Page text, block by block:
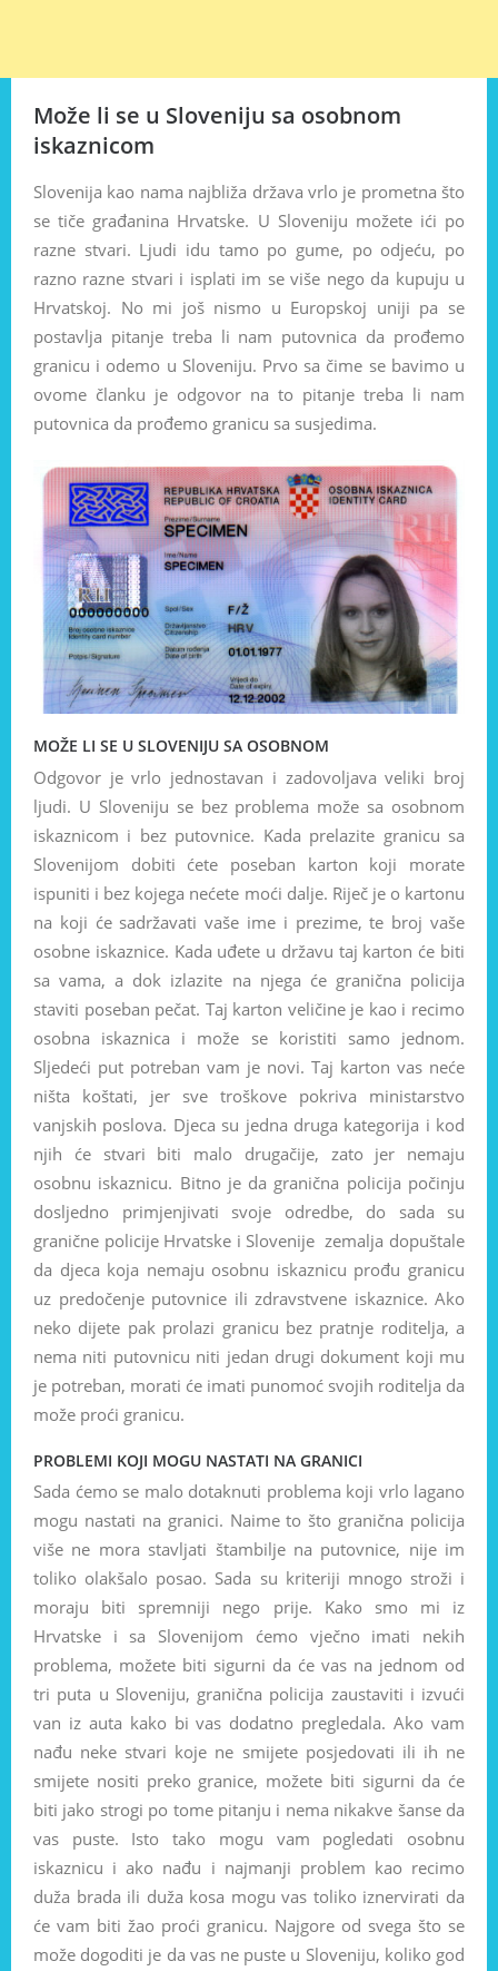
Može li se u Sloveniju sa osobnom
iskaznicom
Slovenija kao nama najbliža država vrlo je prometna što
se tiče građanina Hrvatske. U Sloveniju možete ići po
razne stvari. Ljudi idu tamo po gume, po odjeću, po
razno razne stvari i isplati im se više nego da kupuju u
Hrvatskoj. No mi još nismo u Europskoj uniji pa se
postavlja pitanje treba li nam putovnica da prođemo
granicu i odemo u Sloveniju. Prvo sa čime se bavimo u
ovome članku je odgovor na to pitanje treba li nam
putovnica da prođemo granicu sa susjedima.
MOŽE LI SE U SLOVENIJU SA OSOBNOM
Odgovor je vrlo jednostavan i zadovoljava veliki broj
ljudi. U Sloveniju se bez problema može sa osobnom
iskaznicom i bez putovnice. Kada prelazite granicu sa
Slovenijom dobiti ćete poseban karton koji morate
ispuniti i bez kojega nećete moći dalje. Riječ je o kartonu
na koji će sadržavati vaše ime i prezime, te broj vaše
osobne iskaznice. Kada uđete u državu taj karton će biti
sa vama, a dok izlazite na njega će granična policija
staviti poseban pečat. Taj karton veličine je kao i recimo
osobna iskaznica i može se koristiti samo jednom.
Sljedeći put potreban vam je novi. Taj karton vas neće
ništa koštati, jer sve troškove pokriva ministarstvo
vanjskih poslova. Djeca su jedna druga kategorija i kod
njih će stvari biti malo drugačije, zato jer nemaju
osobnu iskaznicu. Bitno je da granična policija počinju
dosljedno primjenjivati svoje odredbe, do sada su
granične policije Hrvatske i Slovenije zemalja dopuštale
da djeca koja nemaju osobnu iskaznicu prođu granicu
uz predočenje putovnice ili zdravstvene iskaznice. Ako
neko dijete pak prolazi granicu bez pratnje roditelja, a
nema niti putovnicu niti jedan drugi dokument koji mu
je potreban, morati će imati punomoć svojih roditelja da
može proći granicu.
PROBLEMI KOJI MOGU NASTATI NA GRANICI
Sada ćemo se malo dotaknuti problema koji vrlo lagano
mogu nastati na granici. Naime to što granična policija
više ne mora stavljati štambilje na putovnice, nije im
toliko olakšalo posao. Sada su kriteriji mnogo stroži i
moraju biti spremniji nego prije. Kako smo mi iz
Hrvatske i sa Slovenijom ćemo vječno imati nekih
problema, možete biti sigurni da će vas na jednom od
tri puta u Sloveniju, granična policija zaustaviti i izvući
van iz auta kako bi vas dodatno pregledala. Ako vam
nađu neke stvari koje ne smijete posjedovati ili ih ne
smijete nositi preko granice, možete biti sigurni da će
biti jako strogi po tome pitanju i nema nikakve šanse da
vas puste. Isto tako mogu vam pogledati osobnu
iskaznicu i ako nađu i najmanji problem kao recimo
duža brada ili duža kosa mogu vas toliko iznervirati da
će vam biti žao proći granicu. Najgore od svega što se
može dogoditi je da vas ne puste u Sloveniju, koliko god